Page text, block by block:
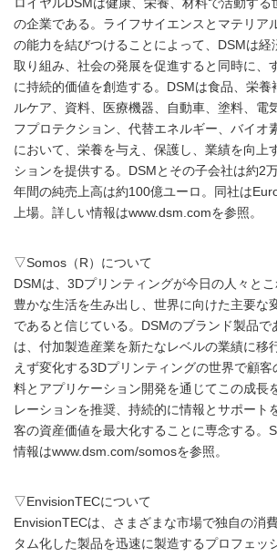
ロイヤルDSMは健康、栄養、材料で活動する
の企業である。ライフサイエンスとマテリア
の能力を結びつけることによって、DSMは経
取り組み、社会の発展を促進すると同時に、
に持続的価値を創造する。DSMは食品、栄養
ルケア、資料、医療機器、自動車、塗料、電
フプロテクション、代替エネルギー、バイオ
において、栄養を与え、保護し、業績を向上
ションを提供する。DSMとその子会社は約2
年間の純売上高は約100億ユーロ。同社は
上場。詳しい情報はwww.dsm.comを参照。
▽Somos（R）について
DSMは、3Dプリンティングが今日の人々と
豊かな生活を生み出し、世界に向けた主要な
であると信じている。DSMのブランド製品で
は、付加製造産業を新たなレベルの業績に移
えず変化する3Dプリンティングの世界で顧
料とアプリケーション開発を通じてこの成長
レーションを推奨、持続的に情報とサポート
客の資産価値を最大化することに専念する。
情報はwww.dsm.com/somosを参照。
▽EnvisionTECについて
EnvisionTECは、さまざまな市場で独自の消
タム化した製品を迅速に製造するプロフェッ